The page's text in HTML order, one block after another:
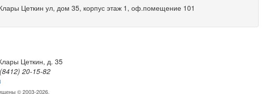
Цеткин ул, дом 35, корпус этаж 1, оф.помещение 101
Цеткин, д. 35
20-15-82
© 2003-2026.